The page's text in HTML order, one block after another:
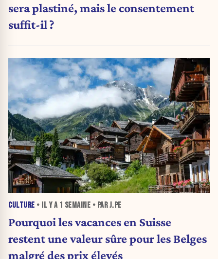
sera plastiné, mais le consentement
suffit-il ?
CULTURE • IL Y A 1 SEMAINE • PAR J.PE
Pourquoi les vacances en Suisse
restent une valeur sûre pour les Belges
malgré des prix élevés